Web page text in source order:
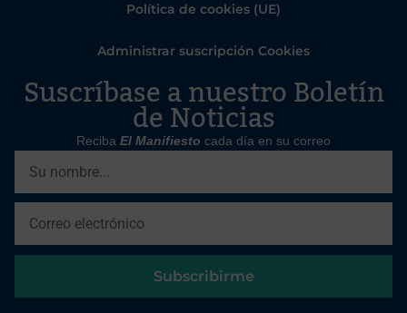
Política de cookies (UE)
Administrar suscripción Cookies
Suscríbase a nuestro Boletín
de Noticias
Reciba El Manifiesto cada día en su correo
Subscribirme